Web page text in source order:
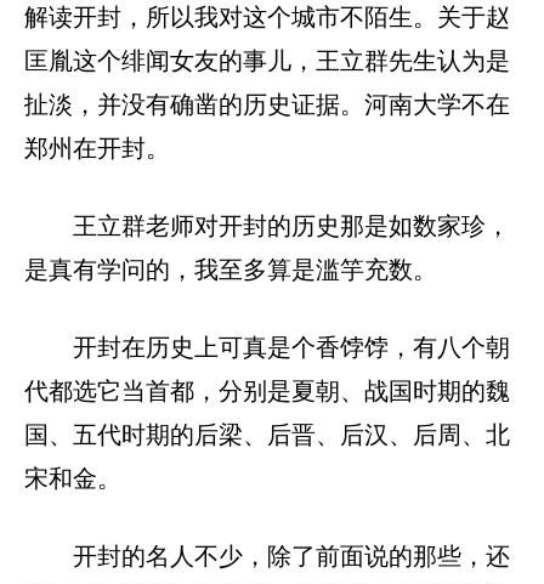
解读开封，所以我对这个城市不陌生。关于赵
匡胤这个绯闻女友的事儿，王立群先生认为是
扯淡，并没有确凿的历史证据。河南大学不在
郑州在开封。
王立群老师对开封的历史那是如数家珍，
是真有学问的，我至多算是滥竽充数。
开封在历史上可真是个香饽饽，有八个朝
代都选它当首都，分别是夏朝、战国时期的魏
国、五代时期的后梁、后晋、后汉、后周、北
宋和金。
开封的名人不少，除了前面说的那些，还